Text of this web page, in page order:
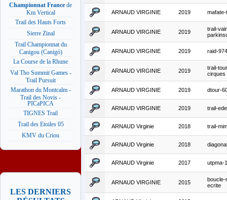
Championnat France de
Km Vertical
Trail des Hauts Forts
Sierre Zinal
Trail Championnat du
Canigou (Canigó)
La Course de la Rhune
Val Tho Summit Games -
Trail Pursuit
Marathon du Montcalm -
Trail des Novis -
PICaPICA
TIGNES Trail
Trail des Etoiles 05
KMV du Criou
LES DERNIERS
ARNAUD VIRGINIE 2019
ARNAUD VIRGINIE 2019
trail-
ARNAUD VIRGINIE 2019 raid-974
ARNAUD VIRGINIE 2019
trail-
cirques
ARNAUD VIRGINIE 2019 dtour-
ARNAUD VIRGINIE 2019 trail-
ARNAUD Virginie 2018 trail-
ARNAUD Virginie 2018
ARNAUD Virginie 2017 utpma-
ARNAUD VIRGINIE 2015
boucle-
ecrite